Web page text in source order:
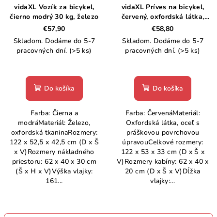
vidaXL Vozík za bicykel,
čierno modrý 30 kg, železo
€57,90
Skladom. Dodáme do 5-7
pracovných dní. (>5 ks)
Do košíka
Farba: Čierna a
modráMateriál: Železo,
oxfordská tkaninaRozmery:
122 x 52,5 x 42,5 cm (D x Š
x V)Rozmery nákladného
priestoru: 62 x 40 x 30 cm
(Š x H x V)Výška vlajky:
161...
vidaXL Príves na bicykel,
červený, oxfordská látka,
železo
€58,80
Skladom. Dodáme do 5-7
pracovných dní. (>5 ks)
Do košíka
Farba: ČervenáMateriál:
Oxfordská látka, oceľ s
práškovou povrchovou
úpravouCelkové rozmery:
122 x 53 x 33 cm (D x Š x
V)Rozmery kabíny: 62 x 40 x
20 cm (D x Š x V)Dĺžka
vlajky:...